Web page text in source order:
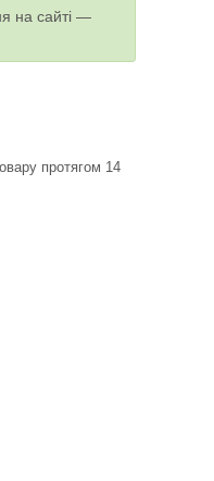
на сайті —
протягом 14